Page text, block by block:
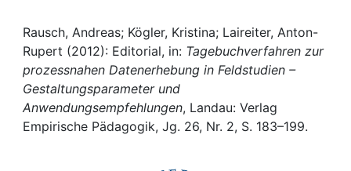
People
Institutions
Awards
Rausch, Andreas; Kögler, Kristina; Laireiter, Anton-
Rupert (2012): Editorial, in: Tagebuchverfahren zur
prozessnahen Datenerhebung in Feldstudien –
Gestaltungsparameter und
Anwendungsempfehlungen, Landau: Verlag
Empirische Pädagogik, Jg. 26, Nr. 2, S. 183–199.